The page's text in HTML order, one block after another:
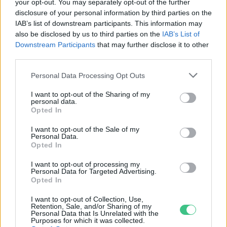
your opt-out. You may separately opt-out of the further
disclosure of your personal information by third parties on the
IAB’s list of downstream participants. This information may
also be disclosed by us to third parties on the IAB’s List of
Downstream Participants that may further disclose it to other
Personal Data Processing Opt Outs
I want to opt-out of the Sharing of my
personal data.
Opted In
I want to opt-out of the Sale of my
Personal Data.
Opted In
I want to opt-out of processing my
Personal Data for Targeted Advertising.
Opted In
I want to opt-out of Collection, Use,
Retention, Sale, and/or Sharing of my
Personal Data that Is Unrelated with the
Purposes for which it was collected.
Holnapután
„Mindegy már, hogy milyen
A